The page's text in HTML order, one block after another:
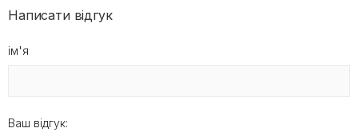
Написати відгук
ім'я
Ваш відгук: